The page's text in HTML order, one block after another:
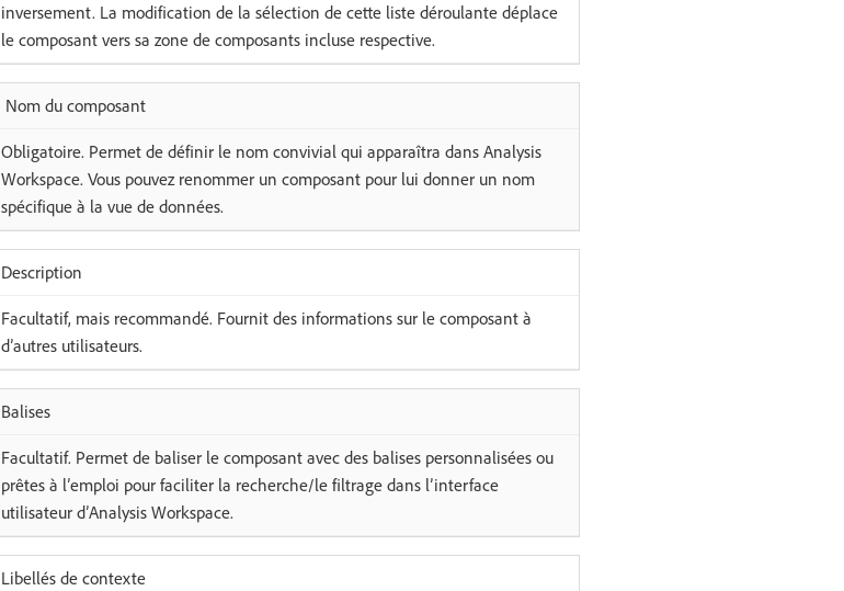
inversement. La modification de la sélection de cette liste déroulante déplace
le composant vers sa zone de composants incluse respective.
​ Nom du composant ​
Obligatoire. Permet de définir le nom convivial qui apparaîtra dans Analysis
Workspace. Vous pouvez renommer un composant pour lui donner un nom
spécifique à la vue de données.
Description
Facultatif, mais recommandé. Fournit des informations sur le composant à
d’autres utilisateurs.
Balises
Facultatif. Permet de baliser le composant avec des balises personnalisées ou
prêtes à l’emploi pour faciliter la recherche/le filtrage dans l’interface
utilisateur d’Analysis Workspace.
Libellés de contexte